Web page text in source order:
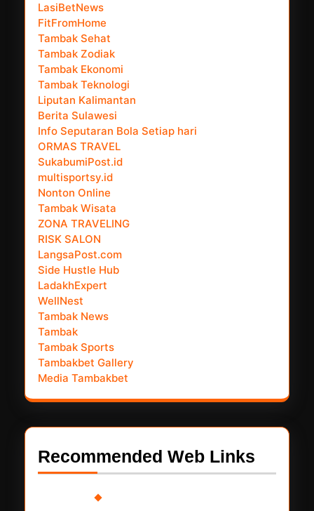
LasiBetNews
FitFromHome
Tambak Sehat
Tambak Zodiak
Tambak Ekonomi
Tambak Teknologi
Liputan Kalimantan
Berita Sulawesi
Info Seputaran Bola Setiap hari
ORMAS TRAVEL
SukabumiPost.id
multisportsy.id
Nonton Online
Tambak Wisata
ZONA TRAVELING
RISK SALON
LangsaPost.com
Side Hustle Hub
LadakhExpert
WellNest
Tambak News
Tambak
Tambak Sports
Tambakbet Gallery
Media Tambakbet
Recommended Web Links